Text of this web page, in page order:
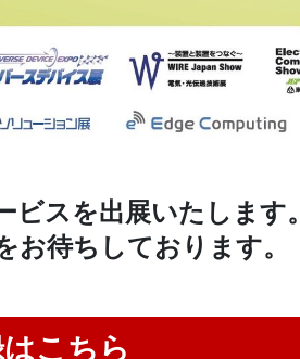
ビスを出展いたします。
お待ちしております。
こちら